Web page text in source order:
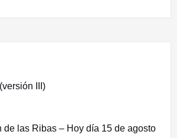
III)
de las Ribas – Hoy día 15 de agosto